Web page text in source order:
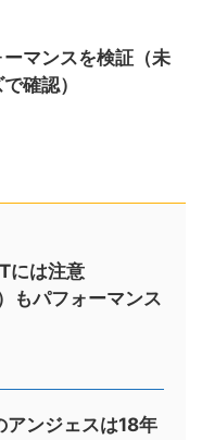
マンスを検証（未
確認）
には注意
もパフォーマンス
アンジェスは18年